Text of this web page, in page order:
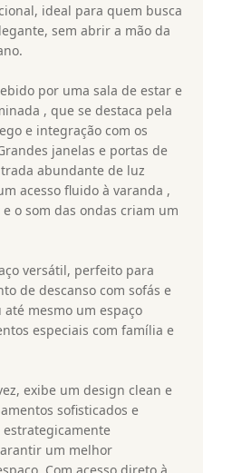
ideal para quem busca
sem abrir a mão da
por uma sala de estar e
, que se destaca pela
e integração com os
janelas e portas de
abundante de luz
acesso fluido à varanda ,
o som das ondas criam um
versátil, perfeito para
de descanso com sofás e
mesmo um espaço
especiais com família e
exibe um design clean e
sofisticados e
um melhor